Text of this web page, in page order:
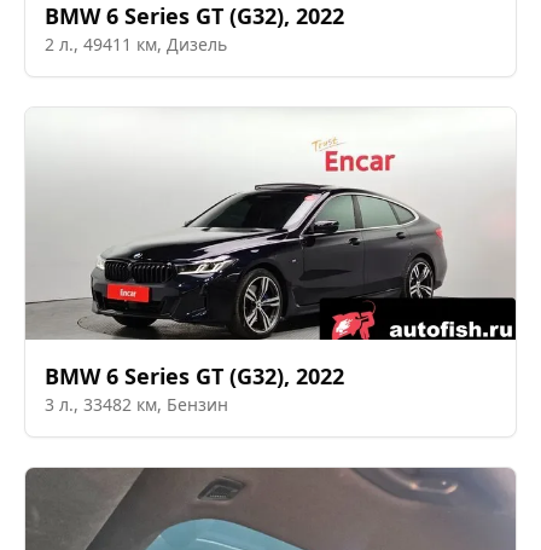
BMW 6 Series GT (G32), 2022
2 л., 49411 км, Дизель
BMW 6 Series GT (G32), 2022
3 л., 33482 км, Бензин